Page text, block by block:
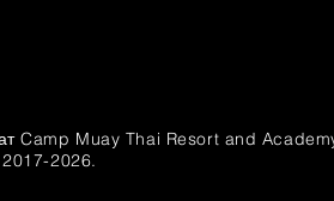
Camp Muay Thai Resort and
2017-2026.